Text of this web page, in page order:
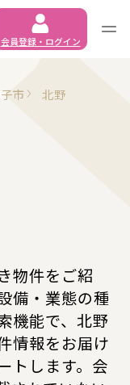
舗で
会員登録・ログイン
市 北野
物件をご紹
備・業態の種
機能で、北野
情報をお届け
トします。会